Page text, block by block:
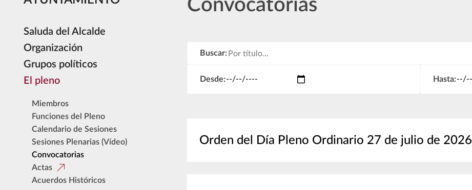
Saluda del Alcalde
Organización
Grupos políticos
El pleno
Miembros
Funciones del Pleno
Calendario de Sesiones
Sesiones Plenarias (Vídeo)
Convocatorias
Actas
Acuerdos Históricos
Convocatorias
Buscar:
Desde: Hasta:
Orden del Día Pleno Ordinario 27 de julio de 2026